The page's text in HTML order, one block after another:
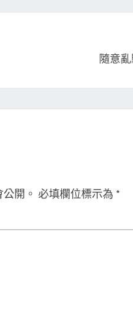
隨意
開。 必填欄位標示為 *